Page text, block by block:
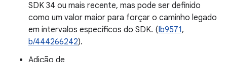
SDK 34 ou mais recente, mas pode ser definido
como um valor maior para forçar o caminho legado
em intervalos específicos do SDK. (Ib9571,
b/444266242).
Adição de